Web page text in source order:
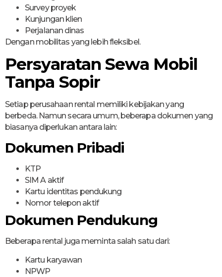
Survey proyek
Kunjungan klien
Perjalanan dinas
Dengan mobilitas yang lebih fleksibel.
Persyaratan Sewa Mobil
Tanpa Sopir
Setiap perusahaan rental memiliki kebijakan yang
berbeda. Namun secara umum, beberapa dokumen yang
biasanya diperlukan antara lain:
Dokumen Pribadi
KTP
SIM A aktif
Kartu identitas pendukung
Nomor telepon aktif
Dokumen Pendukung
Beberapa rental juga meminta salah satu dari:
Kartu karyawan
NPWP